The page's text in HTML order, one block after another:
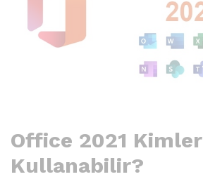
Office 2021 Kimler
Kullanabilir?